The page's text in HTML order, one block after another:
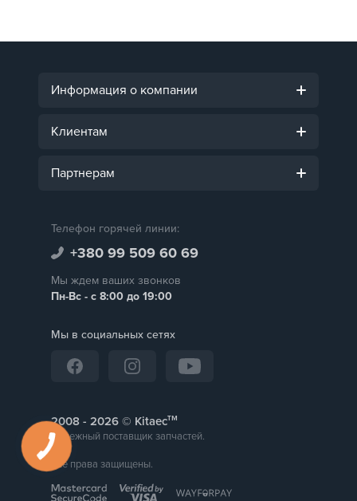
Информация о компании
Клиентам
Партнерам
Телефон горячей линии:
+380 99 509 60 69
Мы ждем ваших звонков
Пн-Вс - с 8:00 до 19:00
Мы в социальных сетях
2008 - © Kitaecтм
Надежный поставщик запчастей.
Все права защищены.